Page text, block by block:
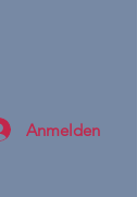
Anmelden